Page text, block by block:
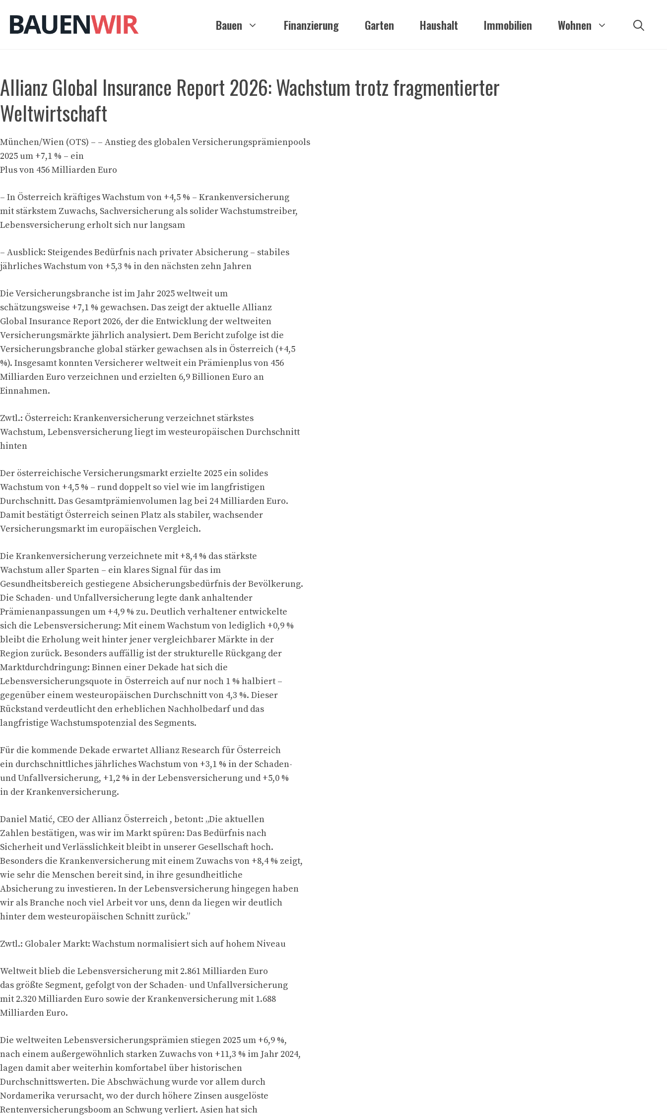
Inhalt
springen
Bauen Finanzierung Garten Haushalt Immobilien Wohnen
Allianz Global Insurance Report 2026: Wachstum trotz fragmentierter
Weltwirtschaft
München/Wien (OTS) – – Anstieg des globalen Versicherungsprämienpools
2025 um +7,1 % – ein
Plus von 456 Milliarden Euro
– In Österreich kräftiges Wachstum von +4,5 % – Krankenversicherung
mit stärkstem Zuwachs, Sachversicherung als solider Wachstumstreiber,
Lebensversicherung erholt sich nur langsam
– Ausblick: Steigendes Bedürfnis nach privater Absicherung – stabiles
jährliches Wachstum von +5,3 % in den nächsten zehn Jahren
Die Versicherungsbranche ist im Jahr 2025 weltweit um
schätzungsweise +7,1 % gewachsen. Das zeigt der aktuelle Allianz
Global Insurance Report 2026, der die Entwicklung der weltweiten
Versicherungsmärkte jährlich analysiert. Dem Bericht zufolge ist die
Versicherungsbranche global stärker gewachsen als in Österreich (+4,5
%). Insgesamt konnten Versicherer weltweit ein Prämienplus von 456
Milliarden Euro verzeichnen und erzielten 6,9 Billionen Euro an
Einnahmen.
Zwtl.: Österreich: Krankenversicherung verzeichnet stärkstes
Wachstum, Lebensversicherung liegt im westeuropäischen Durchschnitt
hinten
Der österreichische Versicherungsmarkt erzielte 2025 ein solides
Wachstum von +4,5 % – rund doppelt so viel wie im langfristigen
Durchschnitt. Das Gesamtprämienvolumen lag bei 24 Milliarden Euro.
Damit bestätigt Österreich seinen Platz als stabiler, wachsender
Versicherungsmarkt im europäischen Vergleich.
Die Krankenversicherung verzeichnete mit +8,4 % das stärkste
Wachstum aller Sparten – ein klares Signal für das im
Gesundheitsbereich gestiegene Absicherungsbedürfnis der Bevölkerung.
Die Schaden- und Unfallversicherung legte dank anhaltender
Prämienanpassungen um +4,9 % zu. Deutlich verhaltener entwickelte
sich die Lebensversicherung: Mit einem Wachstum von lediglich +0,9 %
bleibt die Erholung weit hinter jener vergleichbarer Märkte in der
Region zurück. Besonders auffällig ist der strukturelle Rückgang der
Marktdurchdringung: Binnen einer Dekade hat sich die
Lebensversicherungsquote in Österreich auf nur noch 1 % halbiert –
gegenüber einem westeuropäischen Durchschnitt von 4,3 %. Dieser
Rückstand verdeutlicht den erheblichen Nachholbedarf und das
langfristige Wachstumspotenzial des Segments.
Für die kommende Dekade erwartet Allianz Research für Österreich
ein durchschnittliches jährliches Wachstum von +3,1 % in der Schaden-
und Unfallversicherung, +1,2 % in der Lebensversicherung und +5,0 %
in der Krankenversicherung.
Daniel Matić, CEO der Allianz Österreich , betont: „Die aktuellen
Zahlen bestätigen, was wir im Markt spüren: Das Bedürfnis nach
Sicherheit und Verlässlichkeit bleibt in unserer Gesellschaft hoch.
Besonders die Krankenversicherung mit einem Zuwachs von +8,4 % zeigt,
wie sehr die Menschen bereit sind, in ihre gesundheitliche
Absicherung zu investieren. In der Lebensversicherung hingegen haben
wir als Branche noch viel Arbeit vor uns, denn da liegen wir deutlich
hinter dem westeuropäischen Schnitt zurück.”
Zwtl.: Globaler Markt: Wachstum normalisiert sich auf hohem Niveau
Weltweit blieb die Lebensversicherung mit 2.861 Milliarden Euro
das größte Segment, gefolgt von der Schaden- und Unfallversicherung
mit 2.320 Milliarden Euro sowie der Krankenversicherung mit 1.688
Milliarden Euro.
Die weltweiten Lebensversicherungsprämien stiegen 2025 um +6,9 %,
nach einem außergewöhnlich starken Zuwachs von +11,3 % im Jahr 2024,
lagen damit aber weiterhin komfortabel über historischen
Durchschnittswerten. Die Abschwächung wurde vor allem durch
Nordamerika verursacht, wo der durch höhere Zinsen ausgelöste
Rentenversicherungsboom an Schwung verliert. Asien hat sich